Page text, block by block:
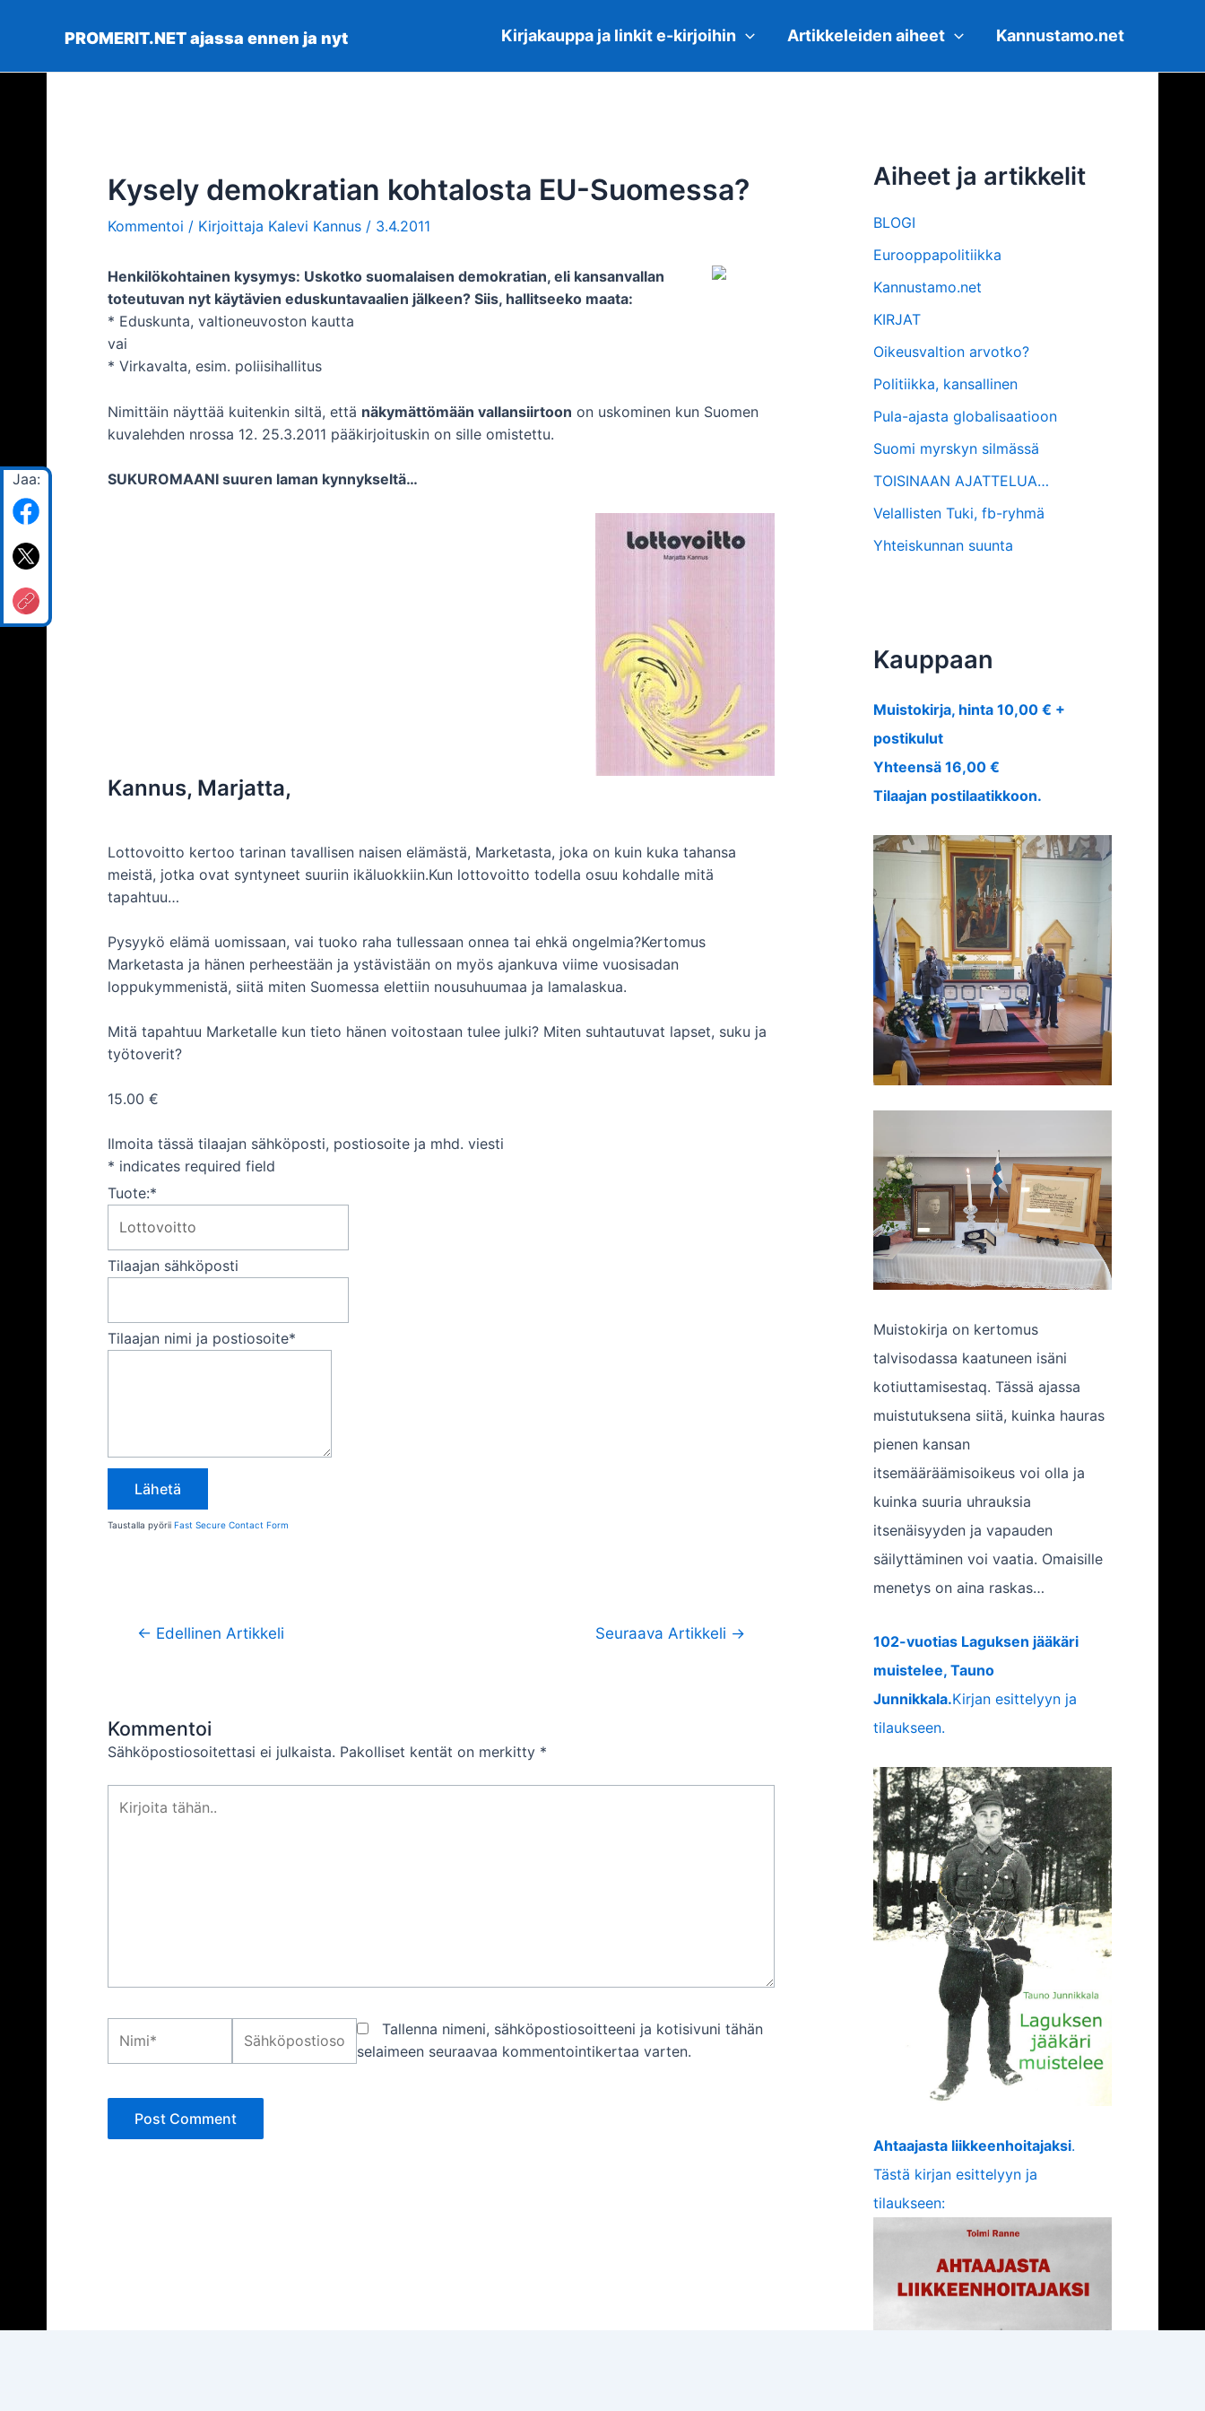
PROMERIT.NET ajassa ennen ja nyt Kirjakauppa ja linkit e-kirjoihin Artikkeleiden aiheet Kannustamo.net
Kysely demokratian kohtalosta EU-Suomessa?
Kommentoi / Kirjoittaja Kalevi Kannus / 3.4.2011
Henkilökohtainen kysymys: Uskotko suomalaisen demokratian, eli kansanvallan
toteutuvan nyt käytävien eduskuntavaalien jälkeen? Siis, hallitseeko maata:
* Eduskunta, valtioneuvoston kautta
vai
* Virkavalta, esim. poliisihallitus
Nimittäin näyttää kuitenkin siltä, että näkymättömään vallansiirtoon on uskominen kun Suomen
kuvalehden nrossa 12. 25.3.2011 pääkirjoituskin on sille omistettu.
SUKUROMAANI suuren laman kynnykseltä…
Kannus, Marjatta,
Lottovoitto kertoo tarinan tavallisen naisen elämästä, Marketasta, joka on kuin kuka tahansa
meistä, jotka ovat syntyneet suuriin ikäluokkiin.Kun lottovoitto todella osuu kohdalle mitä
tapahtuu…
Pysyykö elämä uomissaan, vai tuoko raha tullessaan onnea tai ehkä ongelmia?Kertomus
Marketasta ja hänen perheestään ja ystävistään on myös ajankuva viime vuosisadan
loppukymmenistä, siitä miten Suomessa elettiin nousuhuumaa ja lamalaskua.
Mitä tapahtuu Marketalle kun tieto hänen voitostaan tulee julki? Miten suhtautuvat lapset, suku ja
työtoverit?
15.00 €
Ilmoita tässä tilaajan sähköposti, postiosoite ja mhd. viesti
* indicates required field
Tuote:*
Tilaajan sähköposti
Tilaajan nimi ja postiosoite*
Taustalla pyörii Fast Secure Contact Form
Artikkelien
← Edellinen Artikkeli Seuraava Artikkeli →
Kommentoi
Sähköpostiosoitettasi ei julkaista. Pakolliset kentät on merkitty *
tähän..
Sähköpostiosoite*
Tallenna nimeni, sähköpostiosoitteeni ja kotisivuni tähän
selaimeen seuraavaa kommentointikertaa varten.
Aiheet ja artikkelit
BLOGI
Eurooppapolitiikka
Kannustamo.net
KIRJAT
Oikeusvaltion arvotko?
Politiikka, kansallinen
Pula-ajasta globalisaatioon
Suomi myrskyn silmässä
TOISINAAN AJATTELUA…
Velallisten Tuki, fb-ryhmä
Yhteiskunnan suunta
Kauppaan
Muistokirja, hinta 10,00 € +
postikulut
Yhteensä 16,00 €
Tilaajan postilaatikkoon.
Muistokirja on kertomus
talvisodassa kaatuneen isäni
kotiuttamisestaq. Tässä ajassa
muistutuksena siitä, kuinka hauras
pienen kansan
itsemääräämisoikeus voi olla ja
kuinka suuria uhrauksia
itsenäisyyden ja vapauden
säilyttäminen voi vaatia. Omaisille
menetys on aina raskas…
102-vuotias Laguksen jääkäri
muistelee, Tauno
Junnikkala.Kirjan esittelyyn ja
tilaukseen.
Ahtaajasta liikkeenhoitajaksi.
Tästä kirjan esittelyyn ja
tilaukseen:
Jaa: